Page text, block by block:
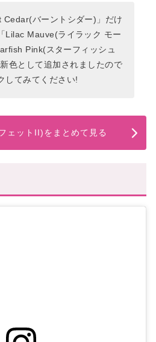
Cedar(バーントシダー)」だけ
Lilac Mauve(ライラック モー
Pink(スターフィッシュ
色として追加されましたので
してみてください!
ェットII)をまとめて見る